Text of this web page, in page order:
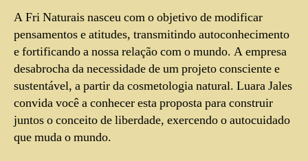
A Fri Naturais nasceu com o objetivo de modificar
pensamentos e atitudes, transmitindo autoconhecimento
e fortificando a nossa relação com o mundo. A empresa
desabrocha da necessidade de um projeto consciente e
sustentável, a partir da cosmetologia natural. Luara Jales
convida você a conhecer esta proposta para construir
juntos o conceito de liberdade, exercendo o autocuidado
que muda o mundo.